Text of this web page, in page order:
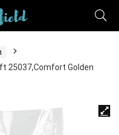
25037,Comfort Golden